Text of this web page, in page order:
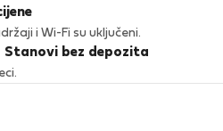
i Wi-Fi su uključeni.
Stanovi bez depozita